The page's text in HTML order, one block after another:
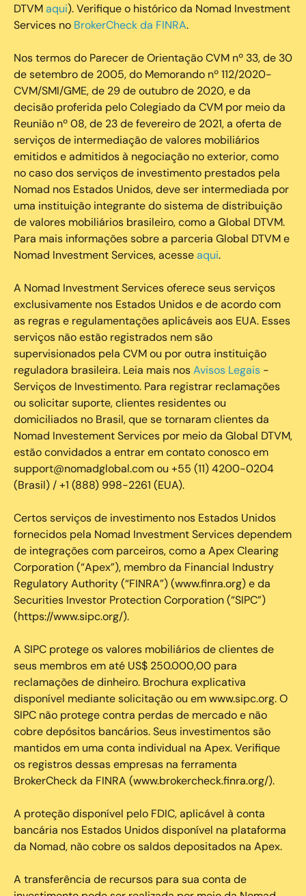
DTVMaqui). Verifique o histórico da Nomad Investment
Services no BrokerCheck da FINRA.
Nos termos do Parecer de Orientação CVM nº 33, de 30
de setembro de 2005, do Memorando nº 112/2020-
CVM/SMI/GME, de 29 de outubro de 2020, e da
decisão proferida pelo Colegiado da CVM por meio da
Reunião nº 08, de 23 de fevereiro de 2021, a oferta de
serviços de intermediação de valores mobiliários
emitidos e admitidos à negociação no exterior, como
no caso dos serviços de investimento prestados pela
Nomad nos Estados Unidos, deve ser intermediada por
uma instituição integrante do sistema de distribuição
de valores mobiliários brasileiro, como a Global DTVM.
Para mais informações sobre a parceria Global DTVM e
Nomad Investment Services, acesseaqui.
A Nomad Investment Services oferece seus serviços
exclusivamente nos Estados Unidos e de acordo com
as regras e regulamentações aplicáveis aos EUA. Esses
serviços não estão registrados nem são
supervisionados pela CVM ou por outra instituição
reguladora brasileira. Leia mais nosAvisos Legais -
Serviços de Investimento. Para registrar reclamações
ou solicitar suporte, clientes residentes ou
domiciliados no Brasil, que se tornaram clientes da
Nomad Investement Services por meio da Global DTVM,
estão convidados a entrar em contato conosco em
support@nomadglobal.com ou +55 (11) 4200-0204
(Brasil) / +1 (888) 998-2261 (EUA).
Certos serviços de investimento nos Estados Unidos
fornecidos pela Nomad Investment Services dependem
de integrações com parceiros, como a Apex Clearing
Corporation (“Apex”), membro da Financial Industry
Regulatory Authority (“FINRA”) (www.finra.org) e da
Securities Investor Protection Corporation (“SIPC”)
(https://www.sipc.org/).
A SIPC protege os valores mobiliários de clientes de
seus membros em até US$ 250.000,00 para
reclamações de dinheiro. Brochura explicativa
disponível mediante solicitação ou em www.sipc.org. O
SIPC não protege contra perdas de mercado e não
cobre depósitos bancários. Seus investimentos são
mantidos em uma conta individual na Apex. Verifique
os registros dessas empresas na ferramenta
BrokerCheck da FINRA (www.brokercheck.finra.org/).
A proteção disponível pelo FDIC, aplicável à conta
bancária nos Estados Unidos disponível na plataforma
da Nomad, não cobre os saldos depositados na Apex.
A transferência de recursos para sua conta de